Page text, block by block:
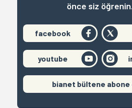
önce siz öğrenin.
facebook
youtube
bianet bültene abone